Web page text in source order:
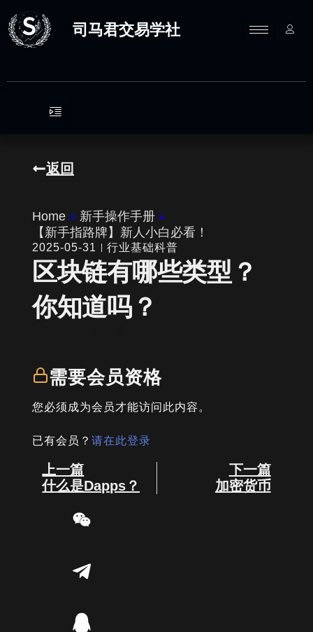
至
内
司马君交易学社
返回
Home » 新手操作手册 »
【新手指路牌】新人小白必看！
2025-05-31 行业基础科普
区块链有哪些类型？
你知道吗？
需要会员资格
您必须成为会员才能访问此内容。
已有会员？ 请在此登录
Prev
上一篇
什么是Dapps？
下一篇
加密货币